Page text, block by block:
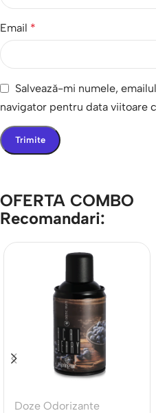
Email *
Salvează-mi numele,
navigator pentru data viitoare
OFERTA COMBO
Recomandari:
Doze Odorizante